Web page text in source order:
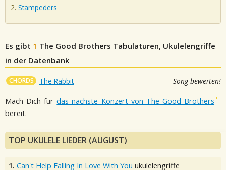
Stampeders
Es gibt 1 The Good Brothers Tabulaturen, Ukulelengriffe
in der Datenbank
CHORDS The Rabbit Song bewerten!
Mach Dich fürdas nächste Konzert von The Good Brothers
bereit.
TOP UKULELE LIEDER (AUGUST)
1. Can't Help Falling In Love With You ukulelengriffe